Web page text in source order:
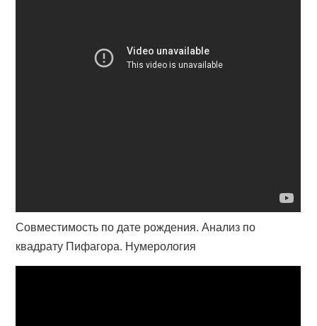
Совместимость по дате рождения. Анализ по
квадрату Пифагора. Нумерология